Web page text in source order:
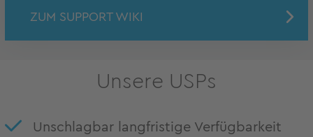
ZUM SUPPORT WIKI
Unsere USPs
Unschlagbar langfristige Verfügbarkeit